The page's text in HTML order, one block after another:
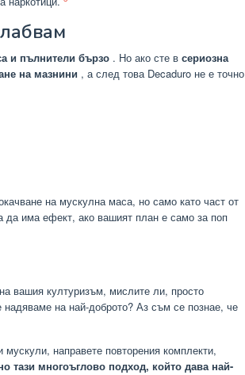
и пълнители бързо . Но ако сте в сериозна
на мазнини , а след това Decaduro не е точно
на мускулна маса, но само като част от
да има ефект, ако вашият план е само за поп
вашия културизъм, мислите ли, просто
надяваме на най-доброто? Аз съм се познае, че
направете повторения комплекти,
тази многоъглово подход, който дава най-